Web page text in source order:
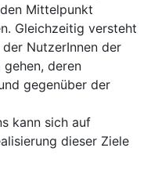
Mittelpunkt
Gleichzeitig versteht
der NutzerInnen der
deren
gegenüber der
kann sich auf
dieser Ziele